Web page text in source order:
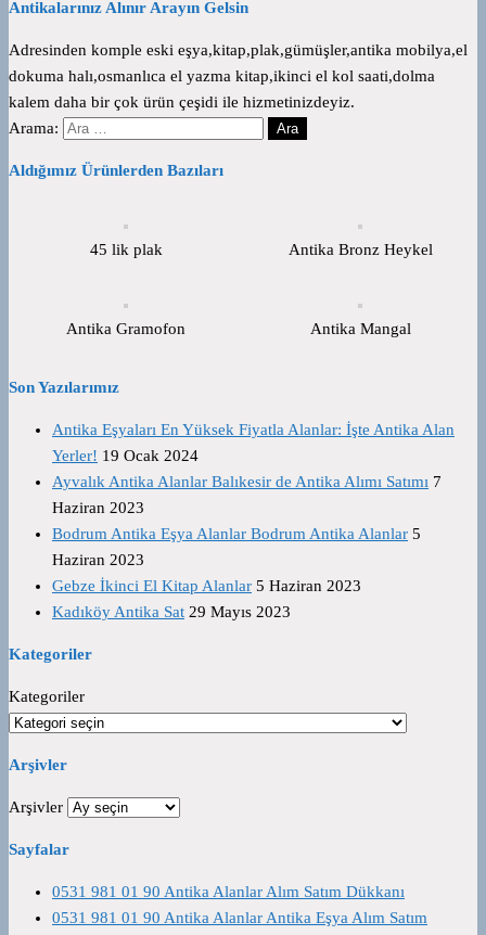
Antikalarınız Alınır Arayın Gelsin
Adresinden komple eski eşya,kitap,plak,gümüşler,antika mobilya,el
dokuma halı,osmanlıca el yazma kitap,ikinci el kol saati,dolma
kalem daha bir çok ürün çeşidi ile hizmetinizdeyiz.
Arama:
Aldığımız Ürünlerden Bazıları
45 lik plak Antika Bronz Heykel
Antika Gramofon Antika Mangal
Son Yazılarımız
Antika Eşyaları En Yüksek Fiyatla Alanlar: İşte Antika Alan
Yerler! 19 Ocak 2024
Ayvalık Antika Alanlar Balıkesir de Antika Alımı Satımı 7
Haziran 2023
Bodrum Antika Eşya Alanlar Bodrum Antika Alanlar 5
Haziran 2023
Gebze İkinci El Kitap Alanlar 5 Haziran 2023
Kadıköy Antika Sat 29 Mayıs 2023
Kategoriler
Kategoriler
Arşivler
Arşivler
Sayfalar
0531 981 01 90 Antika Alanlar Alım Satım Dükkanı
0531 981 01 90 Antika Alanlar Antika Eşya Alım Satım